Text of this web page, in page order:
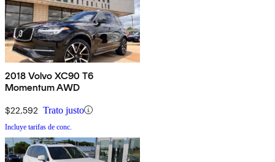
2018 Volvo XC90 T6
Momentum AWD
$22,592 Trato justo
Incluye tarifas de conc.